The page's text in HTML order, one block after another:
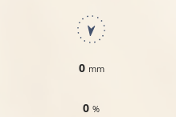
0 mm
0%